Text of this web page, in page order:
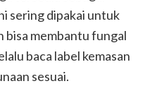
sering dipakai untuk
bisa membantu fungal
baca label kemasan
sesuai.